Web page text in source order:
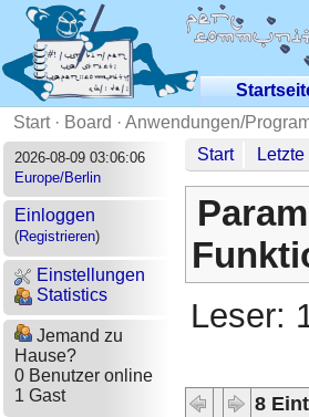
Start· Board · Anwendungen/
2026-08-09 03:06:06
Europe/Berlin
Einloggen
(Registrieren)
Einstellungen
Statistics
Jemand zu
Hause?
0 Benutzer online
1 Gast
Start Letzte
Leser:
8